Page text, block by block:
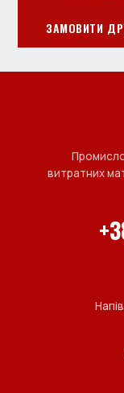
ЗАМОВИТИ
витратних